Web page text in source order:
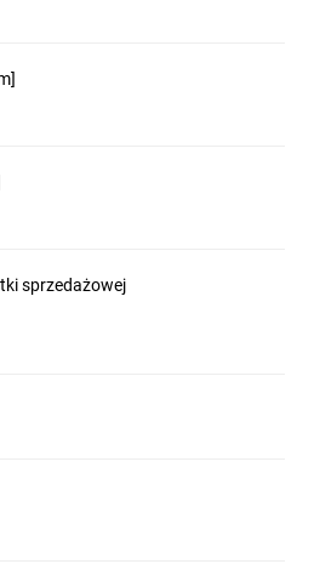
że można
zwykłe, codzienne czynności
sprzedażowej